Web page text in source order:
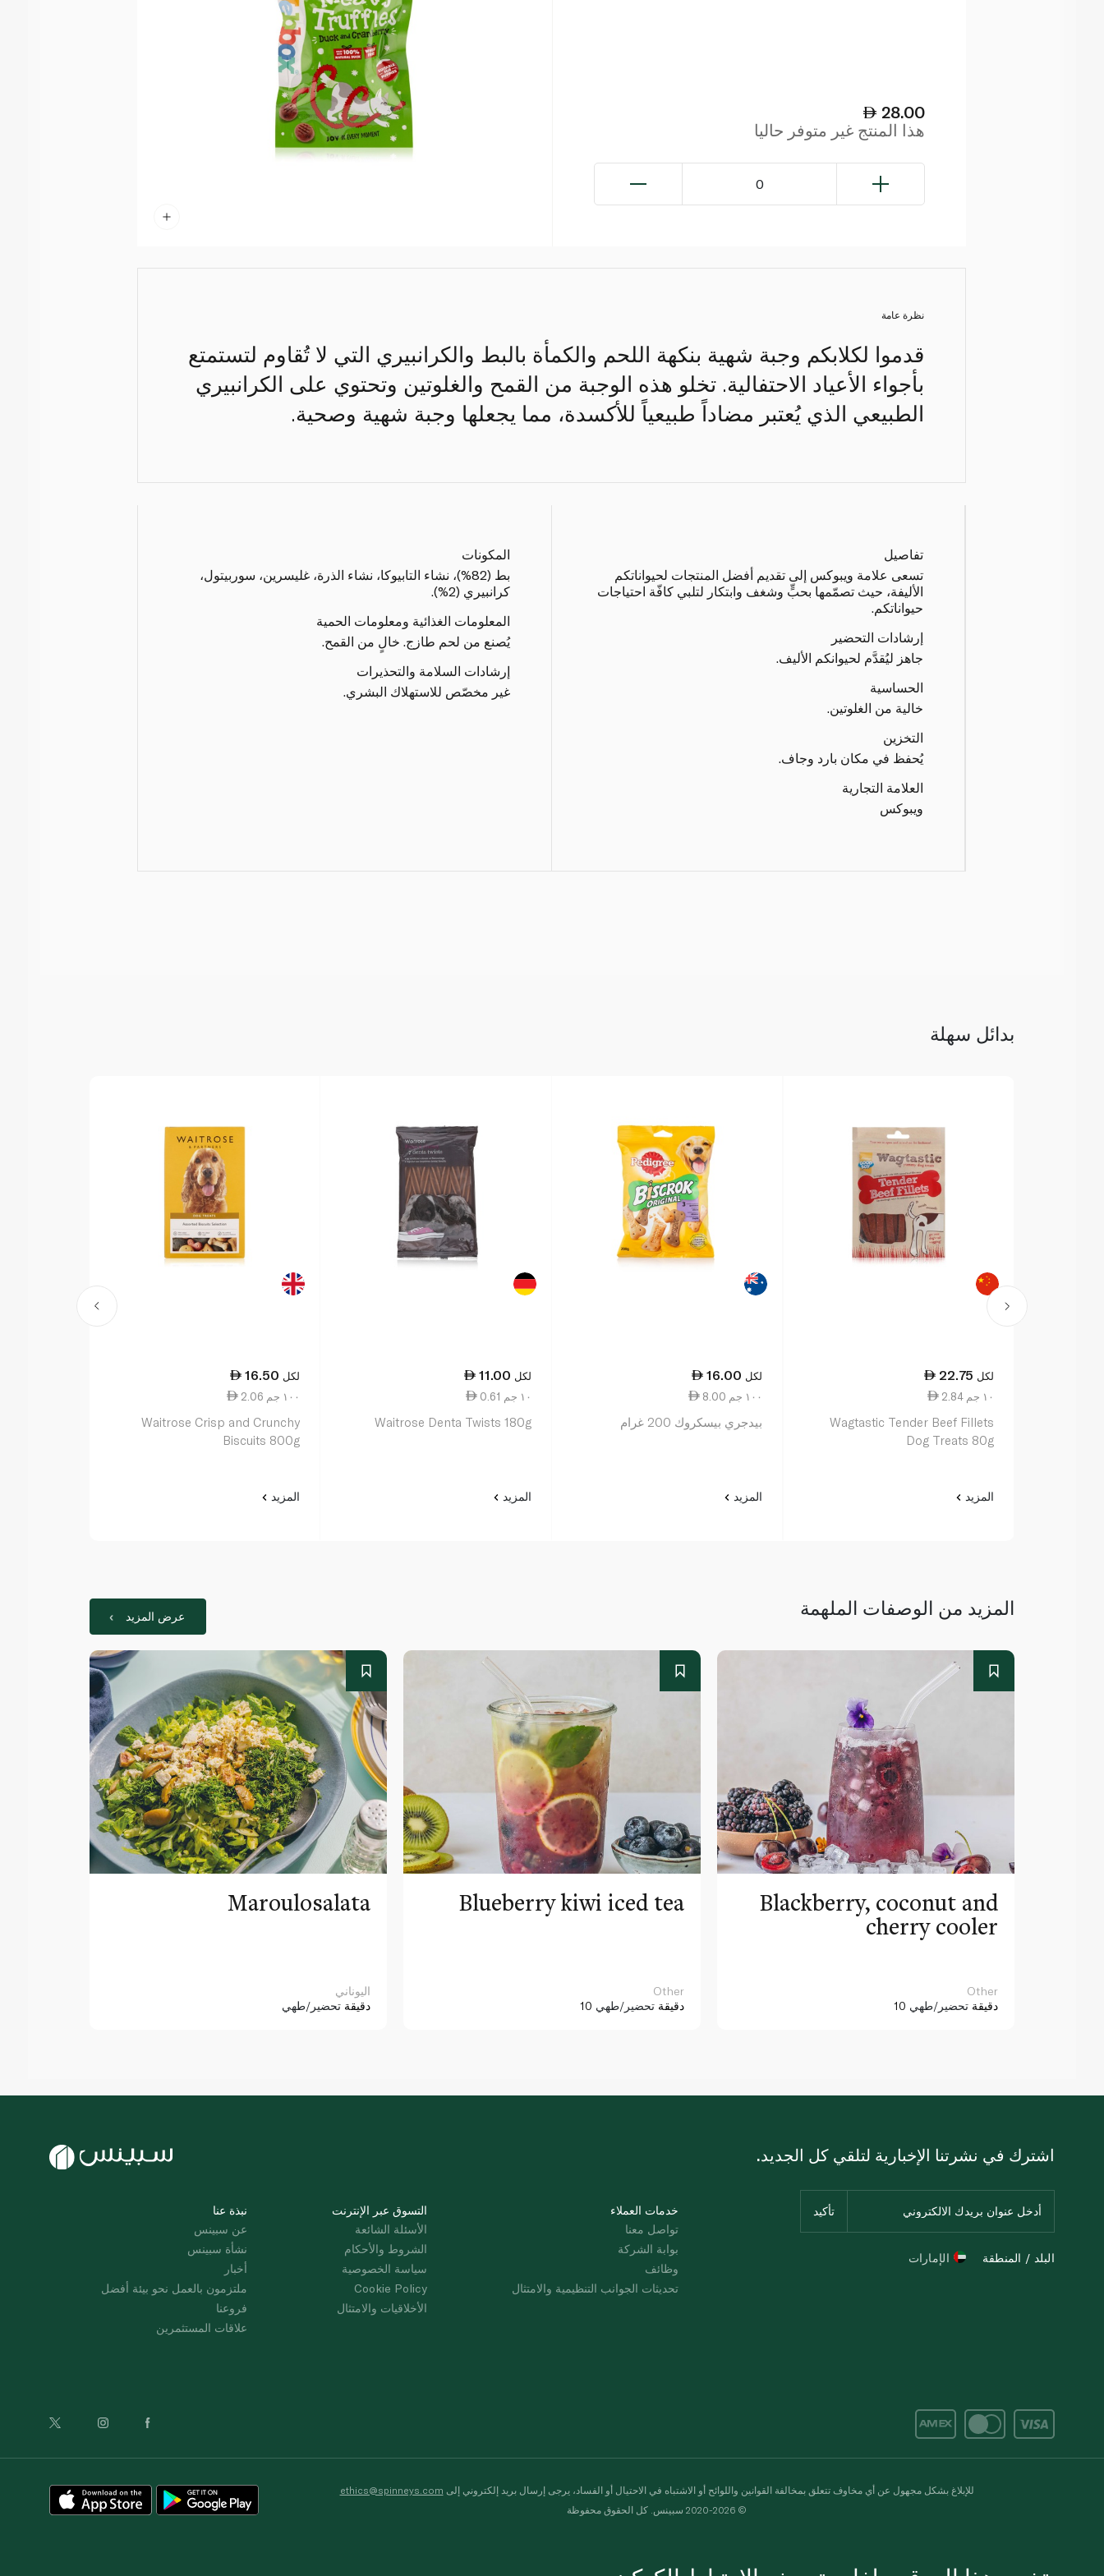
28.00
هذا المنتج غير متوفر حاليا
0
نظرة عامة
قدموا لكلابكم وجبة شهية بنكهة اللحم والكمأة بالبط والكرانبيري التي لا تُقاوم لتستمتع
بأجواء الأعياد الاحتفالية. تخلو هذه الوجبة من القمح والغلوتين وتحتوي على الكرانبيري
الطبيعي الذي يُعتبر مضاداً طبيعياً للأكسدة، مما يجعلها وجبة شهية وصحية.
تفاصيل
تسعى علامة ويبوكس إلى تقديم أفضل المنتجات لحيواناتكم
الأليفة، حيث تصمّمها بحبٍّ وشغف وابتكار لتلبي كافّة احتياجات
حيواناتكم.
إرشادات التحضير
جاهز ليُقدَّم لحيوانكم الأليف.
الحساسية
خالية من الغلوتين.
التخزين
يُحفظ في مكان بارد وجاف.
العلامة التجارية
ويبوكس
المكونات
بط (82%)، نشاء التابيوكا، نشاء الذرة، غليسرين، سوربيتول،
كرانبيري (2%).
المعلومات الغذائية ومعلومات الحمية
يُصنع من لحم طازج. خالٍ من القمح.
إرشادات السلامة والتحذيرات
غير مخصّص للاستهلاك البشري.
بدائل سهلة
22.75 لكل
2.84 ١٠ جم
Wagtastic Tender Beef Fillets
Dog Treats 80g
المزيد
16.00 لكل
8.00 ١٠٠ جم
بيدجري بيسكروك 200 غرام
المزيد
11.00 لكل
0.61 ١٠ جم
Waitrose Denta Twists 180g
المزيد
16.50 لكل
2.06 ١٠٠ جم
Waitrose Crisp and Crunchy
Biscuits 800g
المزيد
المزيد من الوصفات الملهمة عرض المزيد
Maroulosalata
اليوناني
دقيقة تحضير/طهي
Blueberry kiwi iced tea
Other
10 دقيقة تحضير/طهي
Blackberry, coconut and
cherry cooler
Other
10 دقيقة تحضير/طهي
نبذة عنا
عن سبينس
نشأة سبينس
أخبار
ملتزمون بالعمل نحو بيئة أفضل
فروعنا
علاقات المستثمرين
التسوق عبر الإنترنت
الأسئلة الشائعة
الشروط والأحكام
سياسة الخصوصية
Cookie Policy
الأخلاقيات والامتثال
خدمات العملاء
تواصل معنا
بوابة الشركة
وظائف
تحديثات الجوانب التنظيمية والامتثال
اشترك في نشرتنا الإخبارية لتلقي كل الجديد.
البلد / المنطقة الإمارات
للإبلاغ بشكل مجهول عن أي مخاوف تتعلق بمخالفة القوانين واللوائح أو الاشتباه في الاحتيال أو الفساد، يرجى إرسال بريد إلكتروني إلى ethics@spinneys.com
© 2020-2026 سبينس. كل الحقوق محفوظة